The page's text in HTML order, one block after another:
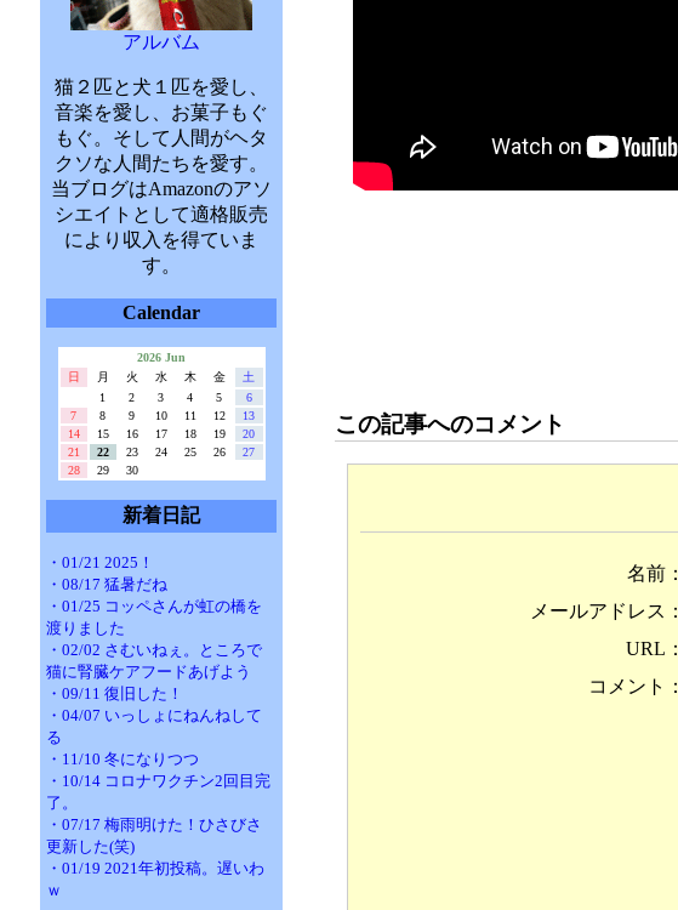
アルバム
猫２匹と犬１匹を愛し、
音楽を愛し、お菓子もぐ
もぐ。そして人間がヘタ
クソな人間たちを愛す。
当ブログはAmazonのアソ
シエイトとして適格販売
により収入を得ていま
す。
Calendar
2026 Jun
日
月 火 水 木 金
土
1
2 3 4 5
6
7
8 9 10 11 12
13
14
15 16 17 18 19
20
21
22 23 24 25 26
27
28
29 30
新着日記
・01/21 2025！
・08/17 猛暑だね
・01/25 コッペさんが虹の橋を
渡りました
・02/02 さむいねぇ。ところで
猫に腎臓ケアフードあげよう
・09/11 復旧した！
・04/07 いっしょにねんねして
る
・11/10 冬になりつつ
・10/14 コロナワクチン2回目完
了。
・07/17 梅雨明けた！ひさびさ
更新した(笑)
・01/19 2021年初投稿。遅いわ
ｗ
この記事へのコメント
名前：
メールアドレス：
URL：
コメント：